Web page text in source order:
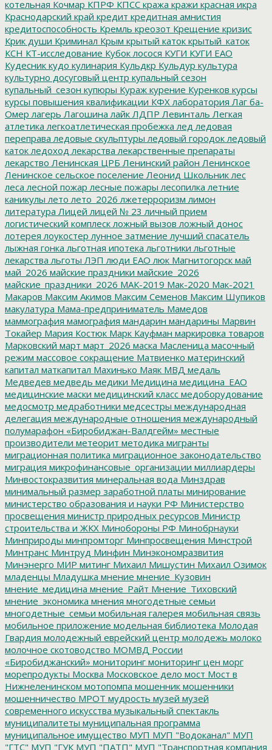
котельная Кочмар КПРФ КПСС кража кражи красная икра
Краснодарский край кредит кредитная амнистия
кредитоспособность Кремль креозот Крещение кризис
Крик души Криминал Крым крытый каток крытый_каток
КСН КТ-исследование Кубок лосося КУГИ КУГИ ЕАО
Кудесник кудо кулинария Кульдкр Кульдур культура
культурно досуговый центр купальный сезон
купальный_сезон купюры Кураж курение Куренков курсы
курсы повышения квалификации КФХ лаборатория Лаг ба-
Омер лагерь Лагошина лайк ЛДПР Левинталь Легкая
атлетика легкоатлетическая пробежка лед ледовая
переправа ледовые скульптуры ледовый городок ледовый
каток ледоход лекарства лекарственные препараты
лекарство Ленинская ЦРБ Ленинский район Ленинское
Ленинское сельское поселение Леонид Школьник лес
леса лесной пожар лесные пожары лесопилка летние
каникулы лето лето_2026 лжетерроризм лимон
литература Лицей лицей № 23 личный прием
логистический комплеск ложный вызов ложный донос
лотерея лоукостер лунное затмение лучший спасатель
лыжная гонка льготная ипотека льготники льготные
лекарства льготы ЛЭП люди ЕАО люк Магнитогорск май
май_2026 майские праздники майские_2026
майские_праздники_2026 МАК-2019 Мак-2020 Мак-2021
Макаров Максим Акимов Максим Семенов Максим Шупиков
макулатура Мама-предприниматель Мамедов
маммография мамография мандарин мандарины Марвин
Токайер Мария Костюк Марк Кауфман маркировка товаров
Марковский март март_2026 маска Масленица масочный
режим массовое сокращение Матвиенко материнский
капитал маткапитал Махинько Маяк МВД медаль
Медведев медведь медики Медицина медицина_ЕАО
медицинские маски медицинский класс медоборудование
медосмотр медработники медсестры международная
делегация международные отношения международный
полумарафон «Биробиджан-Валдгейм» местные
производители метеорит методика мигранты
миграционная политика миграционное законодательство
миграция микрофинансовые_организации миллиардеры
Минвостокразвития минеральная вода Минздрав
минимальный размер заработной платы минирование
министерство образования и науки РФ Министерство
просвещения министр природных ресурсов Министр
строительства и ЖКХ Минобороны РФ Минобрнауки
Минприроды минпромторг Минпросвещения Минстрой
Минтранс Минтруд Минфин Минэкономразвития
Минэнерго МИР митинг Михаил Мишустин Михаил Озимок
младенцы Младушка мнение мнение_Кузовин
мнение_медицина мнение_Райт Мнение_Тиховский
мнение_экономика мнения многодетные семьи
многодетные_семьи мобильная галерея мобильная связь
мобильное приложение модельная библиотека Молодая
Гвардия молодежный еврейский центр молодежь молоко
молочное скотоводство МОМВД России
«Биробиджанский» мониторинг мониторинг цен морг
морепродукты Москва Московское дело мост Мост в
Нижнеленинском мотопомпа мошенник мошенники
мошенничество МРОТ мудрость музей музей
современного искусства музыкальный спектакль
муниципалитеты муниципальная программа
муниципальное имущество МУП МУП "Водоканал" МУП
"ГТС" МУП "ГУК МУП "ПАТП" МУП "Транспортная компания